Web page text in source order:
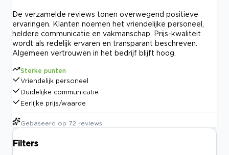
De verzamelde reviews tonen overwegend positieve
ervaringen. Klanten noemen het vriendelijke personeel,
heldere communicatie en vakmanschap. Prijs-kwaliteit
wordt als redelijk ervaren en transparant beschreven.
Algemeen vertrouwen in het bedrijf blijft hoog.
Sterke punten
Vriendelijk personeel
Duidelijke communicatie
Eerlijke prijs/waarde
Gebaseerd op 72 reviews
Filters